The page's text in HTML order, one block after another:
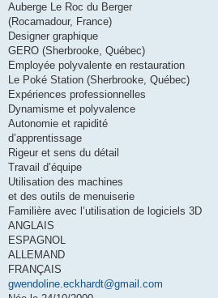
Auberge Le Roc du Berger
(Rocamadour, France)
Designer graphique
GERO (Sherbrooke, Québec)
Employée polyvalente en restauration
Le Poké Station (Sherbrooke, Québec)
Expériences professionnelles
Dynamisme et polyvalence
Autonomie et rapidité
d’apprentissage
Rigeur et sens du détail
Travail d’équipe
Utilisation des machines
et des outils de menuiserie
Familière avec l’utilisation de logiciels 3D
ANGLAIS
ESPAGNOL
ALLEMAND
FRANÇAIS
gwendoline.eckhardt@gmail.com